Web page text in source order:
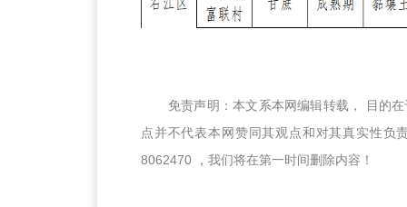
免责声明：本文系本网编辑转载， 目的
点并不代表本网赞同其观点和对其真实性负
8062470 ，我们将在第一时间删除内容！